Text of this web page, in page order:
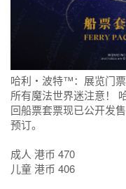
哈利‧波特™：展览门
所有魔法世界迷注意！
回船票套票现已公开发
预订。
成人 港币 470
儿童 港币 406